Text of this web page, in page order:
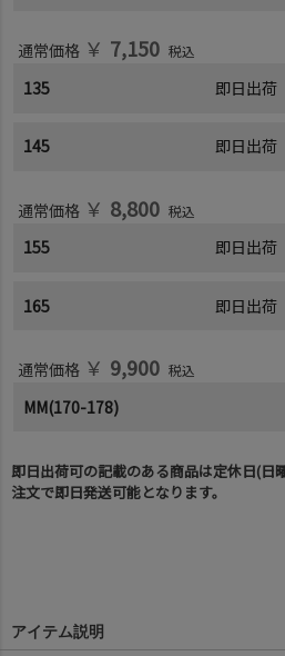
通常価格 ￥ 7,150 税込
135 即日出荷
145 即日出荷
通常価格 ￥ 8,800 税込
155 即日出荷
165 即日出荷
通常価格 ￥ 9,900 税込
MM(170-178)
即日出荷可の記載のある商品は定休日(日
注文で即日発送可能となります。
アイテム説明